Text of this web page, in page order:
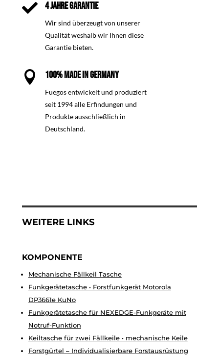
 4 JAHRE GARANTIE
Wir sind überzeugt von unserer
Qualität weshalb wir Ihnen diese
Garantie bieten.
 100% MADE IN GERMANY
Fuegos entwickelt und produziert
seit 1994 alle Erfindungen und
Produkte ausschließlich in
Deutschland.
WEITERE LINKS
KOMPONENTE
Mechanische Fällkeil Tasche
Funkgerätetasche • Forstfunkgerät Motorola
DP3661e KuNo
Funkgerätetasche für NEXEDGE-Funkgeräte mit
Notruf-Funktion
Keiltasche für zwei Fällkeile • mechanische Keile
Forstgürtel – Individualisierbare Forstausrüstung